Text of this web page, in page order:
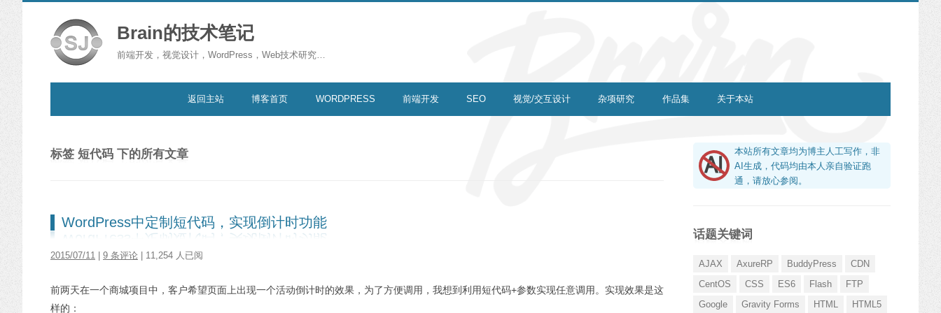
Brain的技术笔记
前端开发，视觉设计，WordPress，Web技术研究…
返回主站 博客首页 WORDPRESS 前端开发 SEO 视觉/交互设计 杂项研究 作品集 关于本站
标签 短代码 下的所有文章
WordPress中定制短代码，实现倒计时功能
2015/07/11 9 条评论 | 11,254 人已阅
前两天在一个商城项目中，客户希望页面上出现一个活动倒计时的效果，为了方便调用，我想到利用短代码+参数实现任意调用。实现效果是这
样的：
本站所有文章均为博主人工写作，非
AI生成，代码均由本人亲自验证跑
通，请放心参阅。
话题关键词
AJAX AxureRP BuddyPress
CDN
CentOS
CSS ES6 Flash
FTP
Google
Gravity Forms HTML HTML5